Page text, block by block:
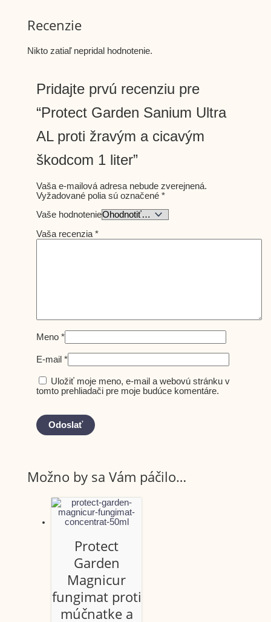
Recenzie
Nikto zatiaľ nepridal hodnotenie.
Pridajte prvú recenziu pre
“Protect Garden Sanium Ultra
AL proti žravým a cicavým
škodcom 1 liter”
Vaša e-mailová adresa nebude zverejnená.
Vyžadované polia sú označené *
Vaše hodnotenie
Vaša recenzia *
Meno *
E-mail *
Uložiť moje meno, e-mail a webovú stránku v
tomto prehliadači pre moje budúce komentáre.
Možno by sa Vám páčilo…
Protect
Garden
Magnicur
fungimat proti
múčnatke a